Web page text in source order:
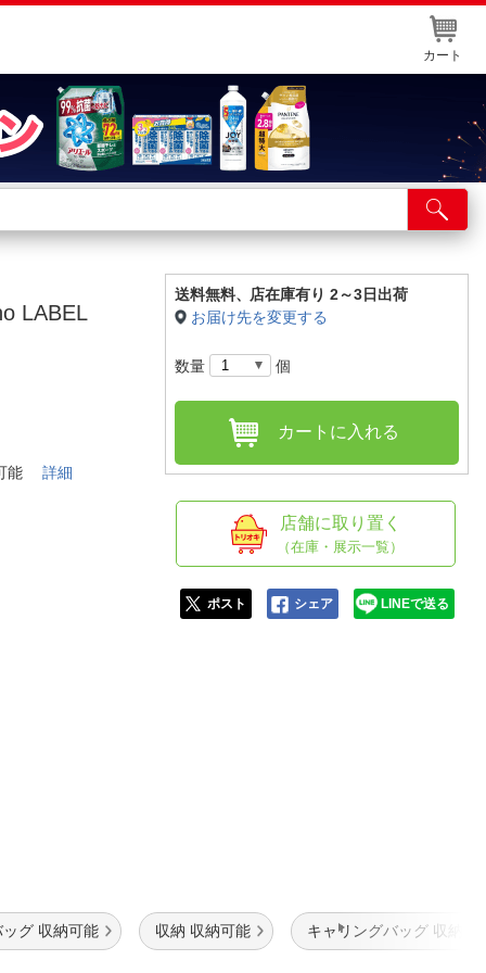
カート
舗サービス
ト取り置き
情報・店舗一覧
LABEL
可能詳細
送料無料、 店在庫有り 2～3日出荷
お届け先を変更する
数量 個
カートに入れる
店舗に取り置く
（在庫・展示一覧）
ポスト シェア LINEで送る
グ 収納可能 収納 収納可能 キャリングバッグ 収納